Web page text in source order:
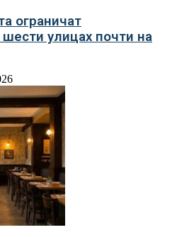
ограничат
улицах почти на